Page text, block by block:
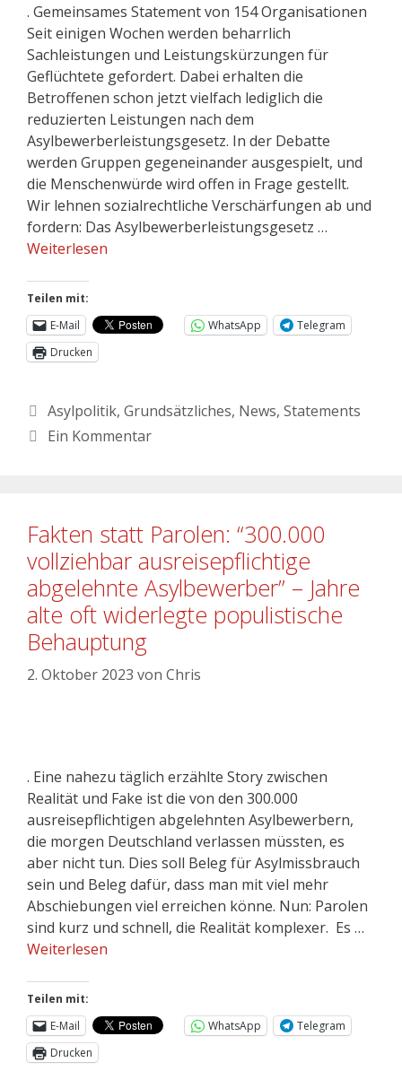
. Gemeinsames Statement von 154 Organisationen
Seit einigen Wochen werden beharrlich
Sachleistungen und Leistungskürzungen für
Geflüchtete gefordert. Dabei erhalten die
Betroffenen schon jetzt vielfach lediglich die
reduzierten Leistungen nach dem
Asylbewerberleistungsgesetz. In der Debatte
werden Gruppen gegeneinander ausgespielt, und
die Menschenwürde wird offen in Frage gestellt.
Wir lehnen sozialrechtliche Verschärfungen ab und
fordern: Das Asylbewerberleistungsgesetz …
Weiterlesen
Teilen mit:
E-Mail
WhatsApp
Telegram
Drucken
Asylpolitik, Grundsätzliches, News, Statements
Ein Kommentar
Fakten statt Parolen: “300.000
vollziehbar ausreisepflichtige
abgelehnte Asylbewerber” – Jahre
alte oft widerlegte populistische
Behauptung
2. Oktober 2023 von Chris
. Eine nahezu täglich erzählte Story zwischen
Realität und Fake ist die von den 300.000
ausreisepflichtigen abgelehnten Asylbewerbern,
die morgen Deutschland verlassen müssten, es
aber nicht tun. Dies soll Beleg für Asylmissbrauch
sein und Beleg dafür, dass man mit viel mehr
Abschiebungen viel erreichen könne. Nun: Parolen
sind kurz und schnell, die Realität komplexer. Es …
Weiterlesen
Teilen mit:
E-Mail
WhatsApp
Telegram
Drucken